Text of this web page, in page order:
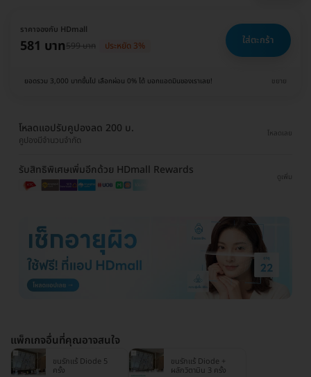
ราคาจองกับ HDmall
581 บาท599 บาท ประหยัด 3% ใส่ตะกร้า
ยอดรวม 3,000 บาทขึ้นไป เลือกผ่อน 0% ได้ บอกแอดมินของเราเลย! ขยาย
โหลดแอปรับคูปองลด 200 บ.
คูปองมีจำนวนจำกัด
โหลดเลย
รับสิทธิพิเศษเพิ่มอีกด้วย HDmall Rewards
ดูเพิ่ม
แพ็กเกจอื่นที่คุณอาจสนใจ
ขนรักแร้ Diode 5
ครั้ง
ขนรักแร้ Diode +
ผลักวิตามิน 3 ครั้ง